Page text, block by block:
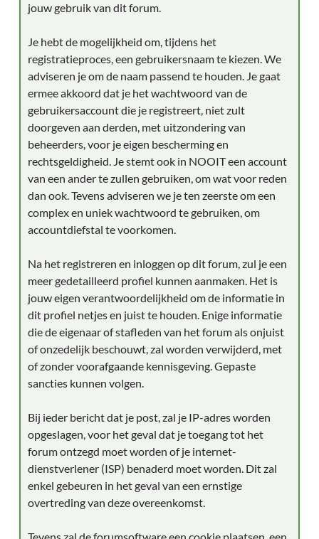
jouw gebruik van dit forum.
Je hebt de mogelijkheid om, tijdens het
registratieproces, een gebruikersnaam te kiezen. We
adviseren je om de naam passend te houden. Je gaat
ermee akkoord dat je het wachtwoord van de
gebruikersaccount die je registreert, niet zult
doorgeven aan derden, met uitzondering van
beheerders, voor je eigen bescherming en
rechtsgeldigheid. Je stemt ook in NOOIT een account
van een ander te zullen gebruiken, om wat voor reden
dan ook. Tevens adviseren we je ten zeerste om een
complex en uniek wachtwoord te gebruiken, om
accountdiefstal te voorkomen.
Na het registreren en inloggen op dit forum, zul je een
meer gedetailleerd profiel kunnen aanmaken. Het is
jouw eigen verantwoordelijkheid om de informatie in
dit profiel netjes en juist te houden. Enige informatie
die de eigenaar of stafleden van het forum als onjuist
of onzedelijk beschouwt, zal worden verwijderd, met
of zonder voorafgaande kennisgeving. Gepaste
sancties kunnen volgen.
Bij ieder bericht dat je post, zal je IP-adres worden
opgeslagen, voor het geval dat je toegang tot het
forum ontzegd moet worden of je internet-
dienstverlener (ISP) benaderd moet worden. Dit zal
enkel gebeuren in het geval van een ernstige
overtreding van deze overeenkomst.